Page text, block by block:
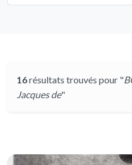
16résultats trouvés pour "
Jacques de"